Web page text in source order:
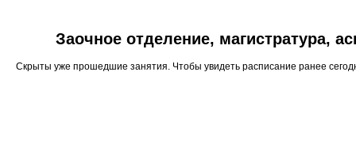
Заочное отделение, магистратура,
Скрыты уже прошедшие занятия. Чтобы увидеть расписание ранее